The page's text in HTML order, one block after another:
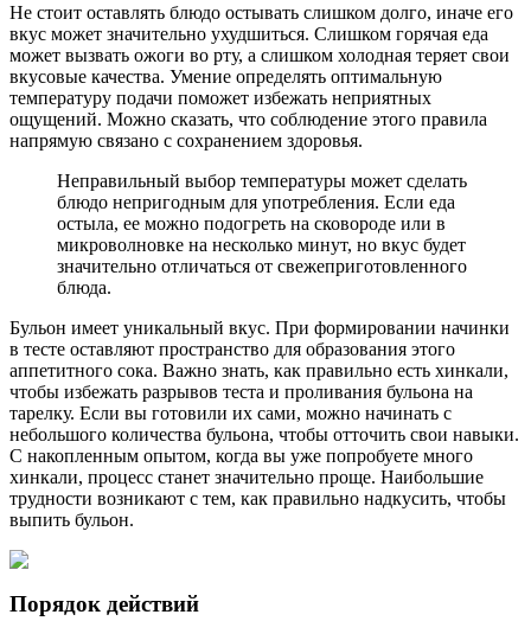
Не стоит оставлять блюдо остывать слишком долго, иначе его
вкус может значительно ухудшиться. Слишком горячая еда
может вызвать ожоги во рту, а слишком холодная теряет свои
вкусовые качества. Умение определять оптимальную
температуру подачи поможет избежать неприятных
ощущений. Можно сказать, что соблюдение этого правила
напрямую связано с сохранением здоровья.
Неправильный выбор температуры может сделать
блюдо непригодным для употребления. Если еда
остыла, ее можно подогреть на сковороде или в
микроволновке на несколько минут, но вкус будет
значительно отличаться от свежеприготовленного
блюда.
Бульон имеет уникальный вкус. При формировании начинки
в тесте оставляют пространство для образования этого
аппетитного сока. Важно знать, как правильно есть хинкали,
чтобы избежать разрывов теста и проливания бульона на
тарелку. Если вы готовили их сами, можно начинать с
небольшого количества бульона, чтобы отточить свои навыки.
С накопленным опытом, когда вы уже попробуете много
хинкали, процесс станет значительно проще. Наибольшие
трудности возникают с тем, как правильно надкусить, чтобы
выпить бульон.
Порядок действий